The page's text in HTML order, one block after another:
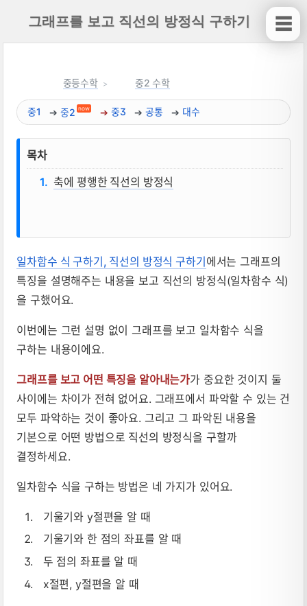
그래프를 보고 직선의 방정식 구하기
중등수학 중2 수학
중1 중2 now 중3 공통 대수
목차
축에 평행한 직선의 방정식
그래프를 보고 직선의 방정식 구하기 뜻
일차함수 식 구하기, 직선의 방정식 구하기에서는 그래프의
특징을 설명해주는 내용을 보고 직선의 방정식(일차함수 식)
을 구했어요.
이번에는 그런 설명 없이 그래프를 보고 일차함수 식을
구하는 내용이에요.
그래프를 보고 어떤 특징을 알아내는가가 중요한 것이지 둘
사이에는 차이가 전혀 없어요. 그래프에서 파악할 수 있는 건
모두 파악하는 것이 좋아요. 그리고 그 파악된 내용을
기본으로 어떤 방법으로 직선의 방정식을 구할까
결정하세요.
일차함수 식을 구하는 방법은 네 가지가 있어요.
기울기와 y절편을 알 때
기울기와 한 점의 좌표를 알 때
두 점의 좌표를 알 때
x절편, y절편을 알 때
☰